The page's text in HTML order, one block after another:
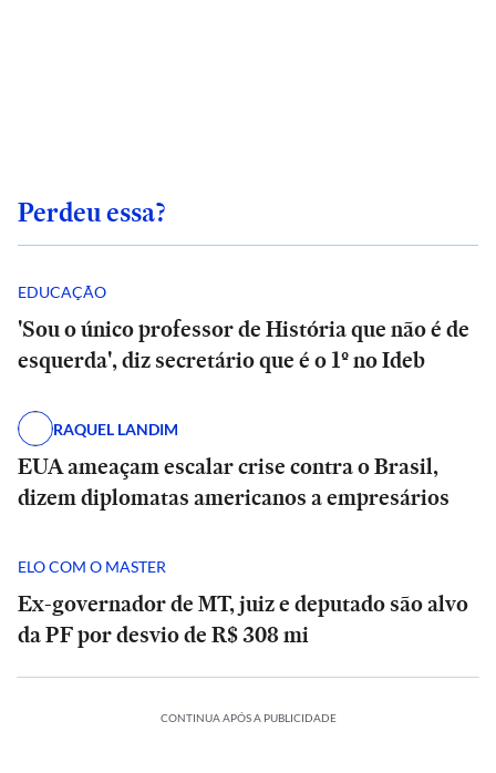
Perdeu essa?
EDUCAÇÃO
'Sou o único professor de História que não é de
esquerda', diz secretário que é o 1º no Ideb
RAQUEL LANDIM
EUA ameaçam escalar crise contra o Brasil,
dizem diplomatas americanos a empresários
ELO COM O MASTER
Ex-governador de MT, juiz e deputado são alvo
da PF por desvio de R$ 308 mi
CONTINUA APÓS A PUBLICIDADE